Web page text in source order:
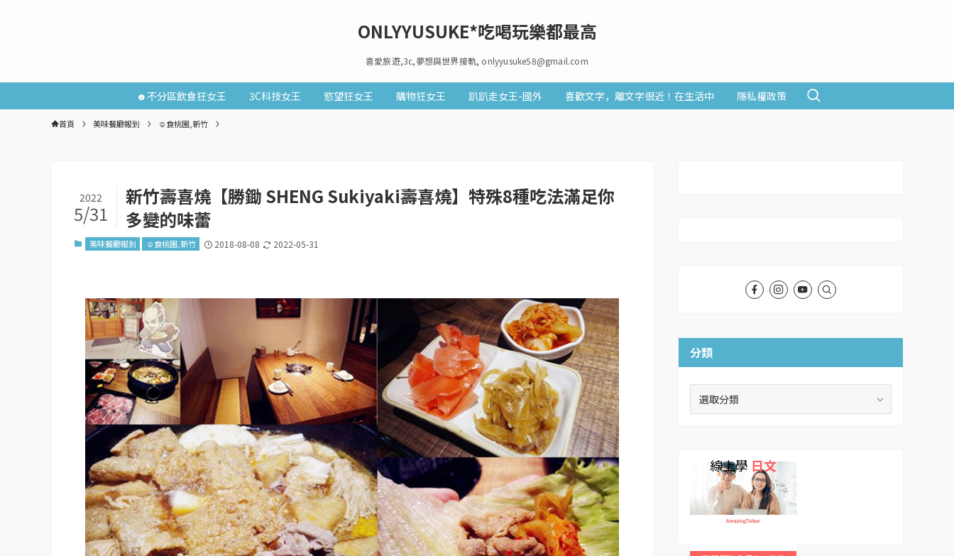
ONLYYUSUKE*吃喝玩樂都最高
喜愛旅遊,3c,夢想與世界接軌, onlyyusuke58@gmail.com
☻不分區飲食狂女王 3C科技女王 慾望狂女王 購物狂女王 趴趴走女王-國外 喜歡文字，離文字很近！在生活中 隱私權政策
首頁 美味餐廳報到 ☺食桃園,新竹
新竹壽喜燒【勝鋤 SHENG Sukiyaki壽喜燒】特殊8種吃法滿足你
多變的味蕾
2022
5/31
美味餐廳報到 ☺食桃園,新竹 2018-08-08 2022-05-31
分類
線上學 日文